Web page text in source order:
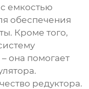
емкостью
обеспечения
Кроме того,
она помогает
редуктора.